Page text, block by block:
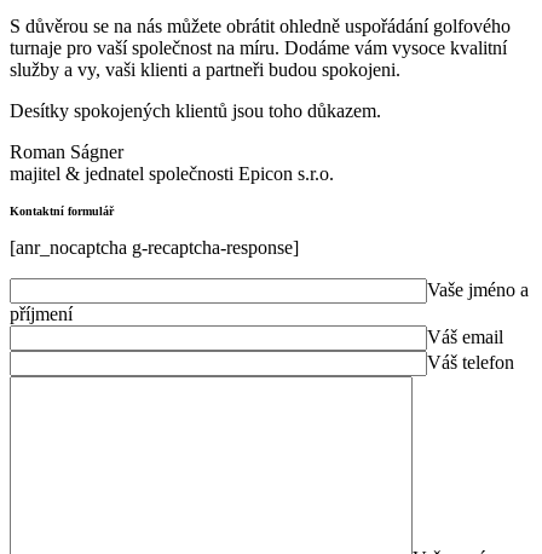
S důvěrou se na nás můžete obrátit ohledně uspořádání golfového
turnaje pro vaší společnost na míru. Dodáme vám vysoce kvalitní
služby a vy, vaši klienti a partneři budou spokojeni.
Desítky spokojených klientů jsou toho důkazem.
Roman Ságner
majitel & jednatel společnosti Epicon s.r.o.
Kontaktní formulář
[anr_nocaptcha g-recaptcha-response]
Vaše jméno a
příjmení
Váš email
Váš telefon